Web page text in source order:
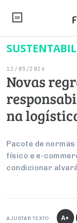
NOTÍCIAS
Artigos
Institucional
PROJETOS
UM BRASIL
Economia
Pesquisas
Brasil
Internacional
Inteligência Artificial
Legislação
Trabalho
Empresas
Negócios
Varejo
ESG
Últimas Notícias
PESQUISAS
FALE CONOSCO
INSTITUCIONAL
Sobre
Negociações
Conselho de Turismo
Conselho de
EMPRESAS
12/05/2026
Novas
na
Pacote de
físico e e-
condicionar
AJUSTAR TEXTO A+